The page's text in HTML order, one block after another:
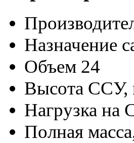
Назначение
Объем 24
Высота ССУ,
Нагрузка на
Полная